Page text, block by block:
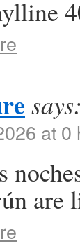
says:
at 0
are